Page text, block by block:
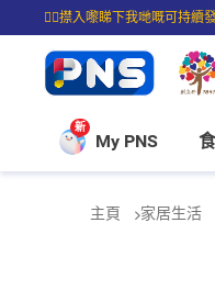
☝🏼㩒入嚟睇下我哋嘅可持續
⭐購物滿$399即享免費送貨
新
My PNS
主頁 家居生活